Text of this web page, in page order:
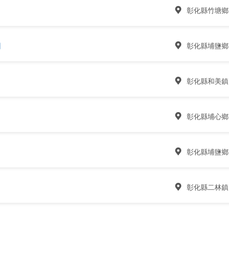
彰化縣竹塘鄉
彰化縣埔鹽鄉
彰化縣和美鎮
彰化縣埔心鄉
彰化縣埔鹽鄉
彰化縣二林鎮